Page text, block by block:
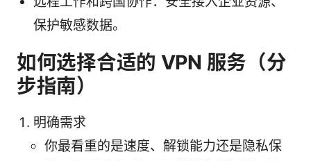
保护敏感数据。
如何选择合适的 VPN 服务（分
步指南）
明确需求
你最看重的是速度、解锁能力还是隐私保